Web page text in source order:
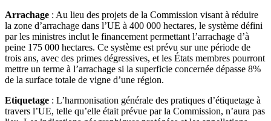
Arrachage : Au lieu des projets de la Commission visant à réduire
la zone d’arrachage dans l’UE à 400 000 hectares, le système défini
par les ministres inclut le financement permettant l’arrachage d’à
peine 175 000 hectares. Ce système est prévu sur une période de
trois ans, avec des primes dégressives, et les États membres pourront
mettre un terme à l’arrachage si la superficie concernée dépasse 8%
de la surface totale de vigne d’une région.
Etiquetage : L’harmonisation générale des pratiques d’étiquetage à
travers l’UE, telle qu’elle était prévue par la Commission, n’aura pas